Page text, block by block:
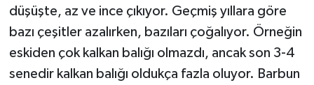
düşüşte, az ve ince çıkıyor. Geçmiş yıllara göre
bazı çeşitler azalırken, bazıları çoğalıyor. Örneğin
eskiden çok kalkan balığı olmazdı, ancak son 3-4
senedir kalkan balığı oldukça fazla oluyor. Barbun